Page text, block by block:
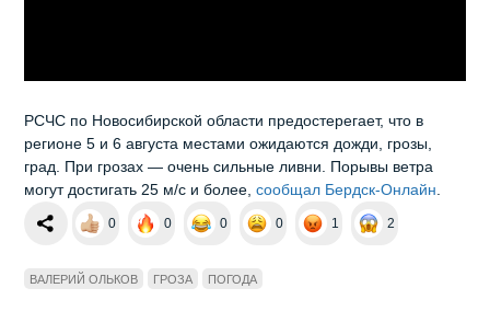
РСЧС по Новосибирской области предостерегает, что в
регионе 5 и 6 августа местами ожидаются дожди, грозы,
град. При грозах — очень сильные ливни. Порывы ветра
могут достигать 25 м/с и более,сообщал Бердск-Онлайн
0 0 0 0 1 2
ВАЛЕРИЙ ОЛЬКОВ ГРОЗА ПОГОДА